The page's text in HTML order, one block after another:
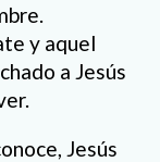
y aquel
a Jesús
Jesús